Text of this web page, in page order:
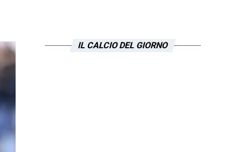
IL CALCIO DEL GIORNO